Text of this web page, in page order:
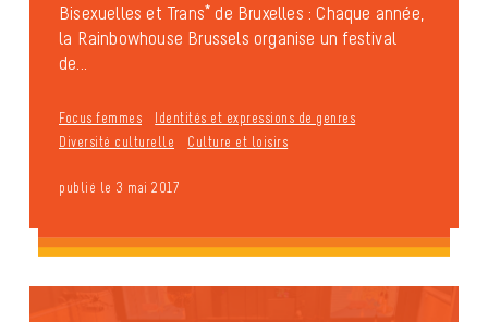
Bisexuelles et Trans* de Bruxelles : Chaque année,
la Rainbowhouse Brussels organise un festival
de...
Focus femmes
Identités et expressions de genres
Diversité culturelle
Culture et loisirs
publié le 3 mai 2017